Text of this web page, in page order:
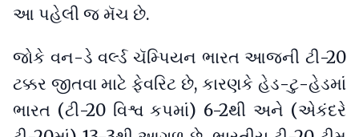
આ પહેલી જ મૅચ છે.
જોકે વન-ડે વર્લ્ડ ચૅમ્પિયન ભારત આજની ટી-20
ટક્કર જીતવા માટે ફેવરિટ છે, કારણકે હેડ-ટુ-હેડમાં
ભારત (ટી-20 વિશ્વ કપમાં) 6-2થી અને (એકંદરે